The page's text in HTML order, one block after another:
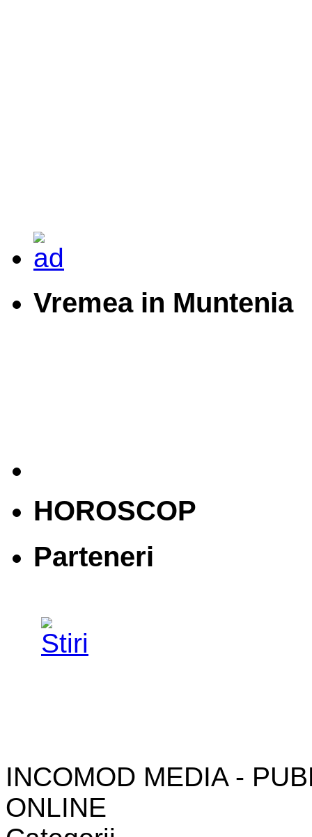
Vremea in Muntenia
HOROSCOP
Parteneri
INCOMOD MEDIA -
ONLINE